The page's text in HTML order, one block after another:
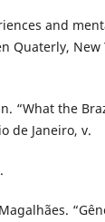
and
Quaterly, New
“What the
de Janeiro, v.